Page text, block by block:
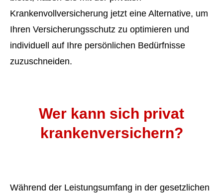
Krankenvollversicherung jetzt eine Alternative, um
Ihren Versicherungsschutz zu optimieren und
individuell auf Ihre persönlichen Bedürfnisse
zuzuschneiden.
Wer kann sich privat
krankenver­sichern?
Während der Leistungsumfang in der gesetzlichen